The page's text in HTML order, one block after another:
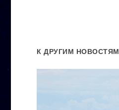
К ДРУГИМ НОВОСТЯМ